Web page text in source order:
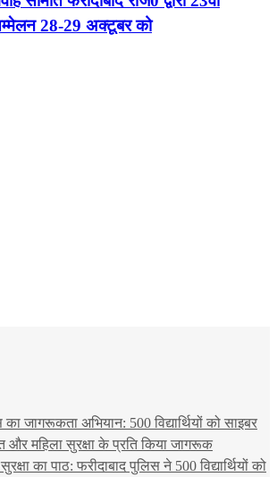
28-29 अक्टूबर को
का जागरूकता अभियान: 500 विद्यार्थियों को साइबर
और महिला सुरक्षा के प्रति किया जागरूक
का पाठ: फरीदाबाद पुलिस ने 500 विद्यार्थियों को